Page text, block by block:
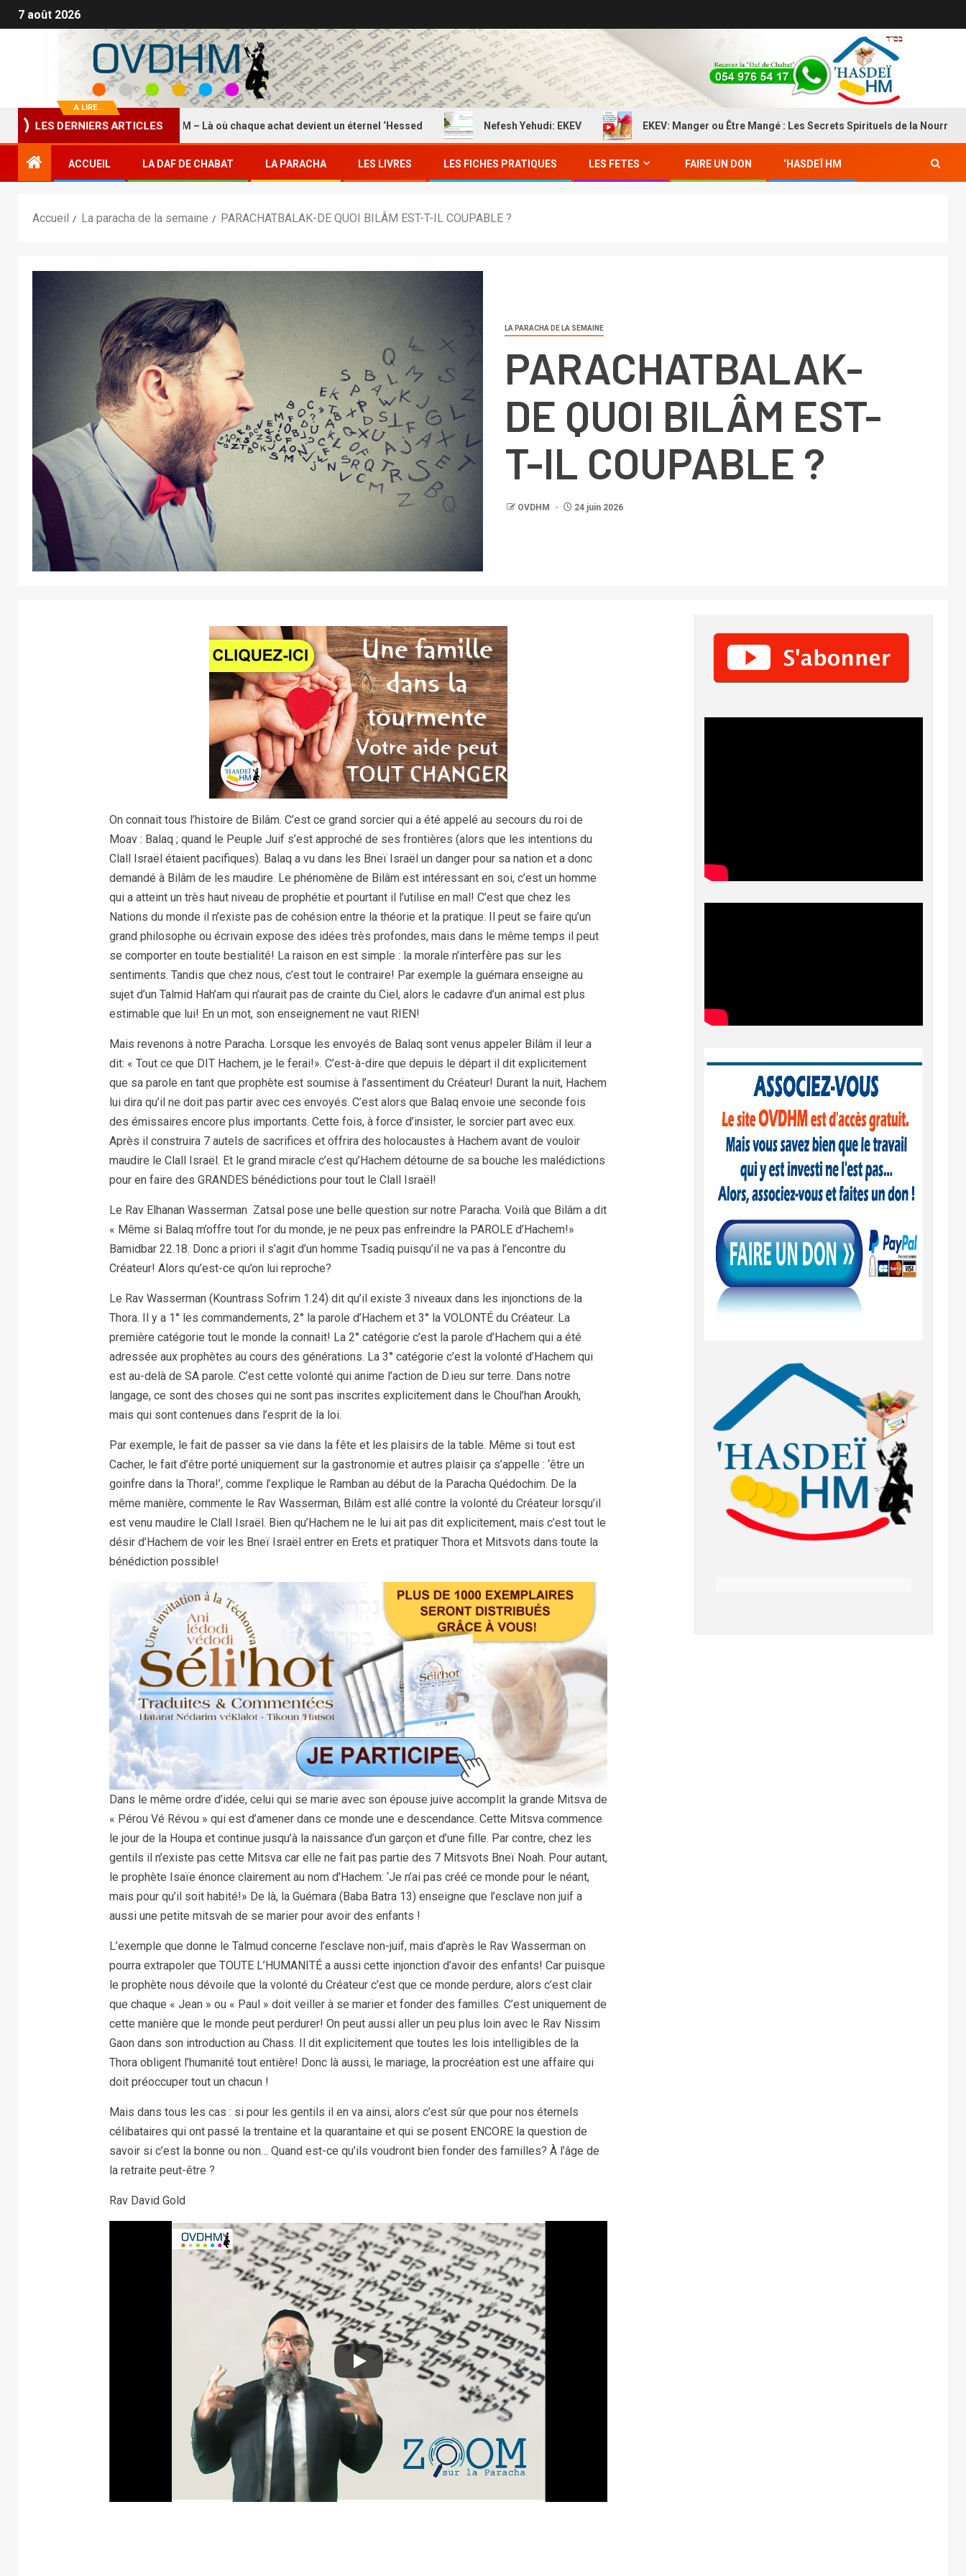
7 août 2026
A LIRE...
LES DERNIERS ARTICLES
La Boutique HASDEI HM – Là où chaque achat devient un éternel ‘Hessed Nefesh Yehudi: EKEV EKEV: Manger ou Être Mangé : Les Secrets Spirituels de la Nourriture
ACCUEIL LA DAF DE CHABAT LA PARACHA LES LIVRES LES FICHES PRATIQUES LES FETES FAIRE UN DON ‘HASDEÏ HM
Accueil La paracha de la semaine PARACHATBALAK-DE QUOI BILÂM EST-T-IL COUPABLE ?
LA PARACHA DE LA SEMAINE
PARACHATBALAK-
DE QUOI BILÂM EST-
T-IL COUPABLE ?
OVDHM 24 juin 2026
On connait tous l’histoire de Bilâm. C’est ce grand sorcier qui a été appelé au secours du roi de
Moav : Balaq ; quand le Peuple Juif s’est approché de ses frontières (alors que les intentions du
Clall Israël étaient pacifiques). Balaq a vu dans les Bneï Israël un danger pour sa nation et a donc
demandé à Bilâm de les maudire. Le phénomène de Bilâm est intéressant en soi, c’est un homme
qui a atteint un très haut niveau de prophétie et pourtant il l’utilise en mal! C’est que chez les
Nations du monde il n’existe pas de cohésion entre la théorie et la pratique. Il peut se faire qu’un
grand philosophe ou écrivain expose des idées très profondes, mais dans le même temps il peut
se comporter en toute bestialité! La raison en est simple : la morale n’interfère pas sur les
sentiments. Tandis que chez nous, c’est tout le contraire! Par exemple la guémara enseigne au
sujet d’un Talmid Hah’am qui n’aurait pas de crainte du Ciel, alors le cadavre d’un animal est plus
estimable que lui! En un mot, son enseignement ne vaut RIEN!
Mais revenons à notre Paracha. Lorsque les envoyés de Balaq sont venus appeler Bilâm il leur a
dit: « Tout ce que DIT Hachem, je le ferai!». C’est-à-dire que depuis le départ il dit explicitement
que sa parole en tant que prophète est soumise à l’assentiment du Créateur! Durant la nuit, Hachem
lui dira qu’il ne doit pas partir avec ces envoyés. C’est alors que Balaq envoie une seconde fois
des émissaires encore plus importants. Cette fois, à force d’insister, le sorcier part avec eux.
Après il construira 7 autels de sacrifices et offrira des holocaustes à Hachem avant de vouloir
maudire le Clall Israël. Et le grand miracle c’est qu’Hachem détourne de sa bouche les malédictions
pour en faire des GRANDES bénédictions pour tout le Clall Israël!
Le Rav Elhanan Wasserman Zatsal pose une belle question sur notre Paracha. Voilà que Bilâm a dit
« Même si Balaq m’offre tout l’or du monde, je ne peux pas enfreindre la PAROLE d’Hachem!»
Bamidbar 22.18. Donc a priori il s’agit d’un homme Tsadiq puisqu’il ne va pas à l’encontre du
Créateur! Alors qu’est-ce qu’on lui reproche?
Le Rav Wasserman (Kountrass Sofrim 1.24) dit qu’il existe 3 niveaux dans les injonctions de la
Thora. Il y a 1° les commandements, 2° la parole d’Hachem et 3° la VOLONTÉ du Créateur. La
première catégorie tout le monde la connait! La 2° catégorie c’est la parole d’Hachem qui a été
adressée aux prophètes au cours des générations. La 3° catégorie c’est la volonté d’Hachem qui
est au-delà de SA parole. C’est cette volonté qui anime l’action de D.ieu sur terre. Dans notre
langage, ce sont des choses qui ne sont pas inscrites explicitement dans le Choul’han Aroukh,
mais qui sont contenues dans l’esprit de la loi.
Par exemple, le fait de passer sa vie dans la fête et les plaisirs de la table. Même si tout est
Cacher, le fait d’être porté uniquement sur la gastronomie et autres plaisir ça s’appelle : ‘être un
goinfre dans la Thora!’, comme l’explique le Ramban au début de la Paracha Quédochim. De la
même manière, commente le Rav Wasserman, Bilâm est allé contre la volonté du Créateur lorsqu’il
est venu maudire le Clall Israël. Bien qu’Hachem ne le lui ait pas dit explicitement, mais c’est tout le
désir d’Hachem de voir les Bneï Israël entrer en Erets et pratiquer Thora et Mitsvots dans toute la
bénédiction possible!
Dans le même ordre d’idée, celui qui se marie avec son épouse juive accomplit la grande Mitsva de
« Pérou Vé Révou » qui est d’amener dans ce monde une e descendance. Cette Mitsva commence
le jour de la Houpa et continue jusqu’à la naissance d’un garçon et d’une fille. Par contre, chez les
gentils il n’existe pas cette Mitsva car elle ne fait pas partie des 7 Mitsvots Bneï Noah. Pour autant,
le prophète Isaïe énonce clairement au nom d’Hachem: ‘Je n’ai pas créé ce monde pour le néant,
mais pour qu’il soit habité!» De là, la Guémara (Baba Batra 13) enseigne que l’esclave non juif a
aussi une petite mitsvah de se marier pour avoir des enfants !
L’exemple que donne le Talmud concerne l’esclave non-juif, mais d’après le Rav Wasserman on
pourra extrapoler que TOUTE L’HUMANITÉ a aussi cette injonction d’avoir des enfants! Car puisque
le prophète nous dévoile que la volonté du Créateur c’est que ce monde perdure, alors c’est clair
que chaque « Jean » ou « Paul » doit veiller à se marier et fonder des familles. C’est uniquement de
cette manière que le monde peut perdurer! On peut aussi aller un peu plus loin avec le Rav Nissim
Gaon dans son introduction au Chass. Il dit explicitement que toutes les lois intelligibles de la
Thora obligent l’humanité tout entière! Donc là aussi, le mariage, la procréation est une affaire qui
doit préoccuper tout un chacun !
Mais dans tous les cas : si pour les gentils il en va ainsi, alors c’est sûr que pour nos éternels
célibataires qui ont passé la trentaine et la quarantaine et qui se posent ENCORE la question de
savoir si c’est la bonne ou non… Quand est-ce qu’ils voudront bien fonder des familles? À l’âge de
la retraite peut-être ?
Rav David Gold